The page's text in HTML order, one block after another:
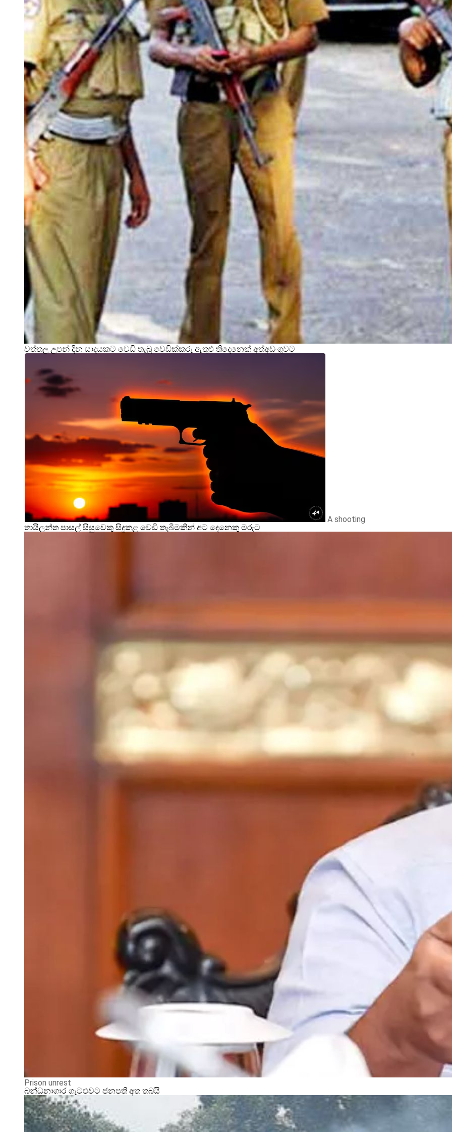
වත්තල උපන් දින සාදයකට වෙඩි තැබූ වෙඩික්කරු ඇතුළු තිදෙනෙක් අත්අඩංගුවට
A shooting
තායිලන්ත පාසල් සිසුවෙකු සිදුකළ වෙඩි තැබීමකින් අට දෙනෙකු මරුට
Prison unrest
බන්ධනාගාර ගැටළුවට ජනපති අත තබයි